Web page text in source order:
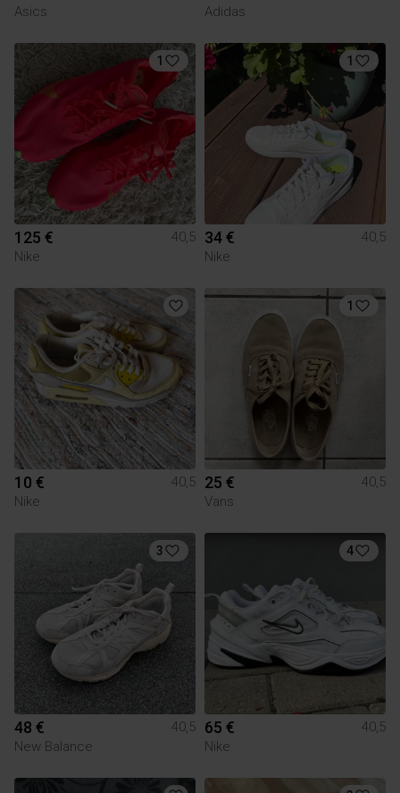
Asics
Adidas
1
125 €
40,5
Nike
1
34 €
40,5
Nike
10 €
40,5
Nike
1
25 €
40,5
Vans
3
48 €
40,5
New Balance
4
65 €
40,5
Nike